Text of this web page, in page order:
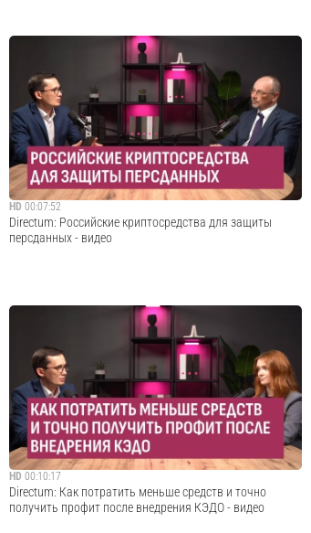
Строительный холдинг «Эн-Системс» успешно растет и
расширяется. Компания «переросла» прежние системы
электронного документооборота, которые использовала.
Опытом внедрения Directum RX, платформы для
управления компанией делится представитель...
Cмотреть видео
HD 00:07:52
Directum: Российские криптосредства для защиты
персданных - видео
Защита персональных данных — важная задача при
внедрении любой информационной системы. Чтобы
обеспечить безопасность конфиденциальной
информации, отечественные компании всё чаще
применяют ГОСТ TLS. Эта технология использует
российские...
Cмотреть видео
HD 00:10:17
Directum: Как потратить меньше средств и точно
получить профит после внедрения КЭДО - видео